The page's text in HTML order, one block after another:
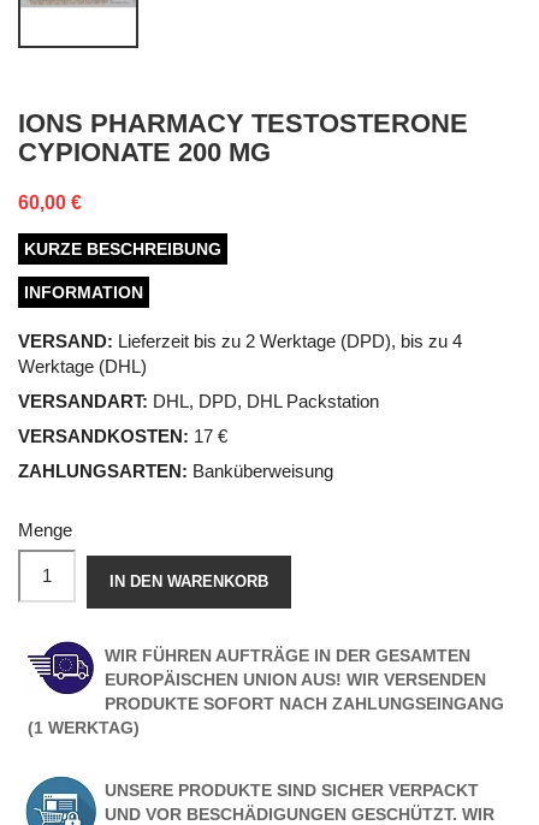
IONS PHARMACY TESTOSTERONE
CYPIONATE 200 MG
60,00 €
KURZE BESCHREIBUNG
INFORMATION
VERSAND: Lieferzeit bis zu 2 Werktage (DPD), bis zu 4
Werktage (DHL)
VERSANDART: DHL, DPD, DHL Packstation
VERSANDKOSTEN: 17 €
ZAHLUNGSARTEN: Banküberweisung
Menge
IN DEN WARENKORB
WIR FÜHREN AUFTRÄGE IN DER GESAMTEN
EUROPÄISCHEN UNION AUS! WIR VERSENDEN
PRODUKTE SOFORT NACH ZAHLUNGSEINGANG
(1 WERKTAG)
UNSERE PRODUKTE SIND SICHER VERPACKT
UND VOR BESCHÄDIGUNGEN GESCHÜTZT. WIR